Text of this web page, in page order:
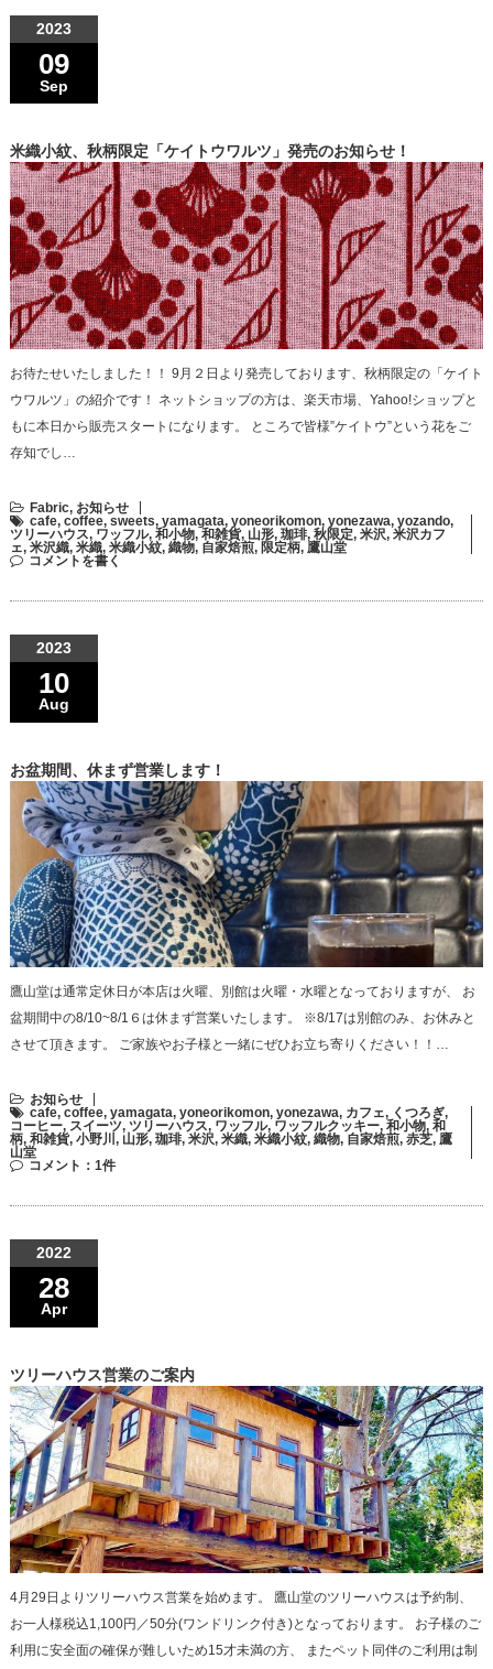
2023
09
Sep
米織小紋、秋柄限定「ケイトウワルツ」発売のお知らせ！
お待たせいたしました！！ 9月２日より発売しております、秋柄限定の「ケイト
ウワルツ」の紹介です！ ネットショップの方は、楽天市場、Yahoo!ショップと
もに本日から販売スタートになります。 ところで皆様”ケイトウ”という花をご
存知でし…
Fabric, お知らせ
cafe, coffee, sweets, yamagata, yoneorikomon, yonezawa, yozando,
ツリーハウス, ワッフル, 和小物, 和雑貨, 山形, 珈琲, 秋限定, 米沢, 米沢カフ
ェ, 米沢織, 米織, 米織小紋, 織物, 自家焙煎, 限定柄, 鷹山堂
コメントを書く
2023
10
Aug
お盆期間、休まず営業します！
鷹山堂は通常定休日が本店は火曜、別館は火曜・水曜となっておりますが、 お
盆期間中の8/10~8/1６は休まず営業いたします。 ※8/17は別館のみ、お休みと
させて頂きます。 ご家族やお子様と一緒にぜひお立ち寄りください！！…
お知らせ
cafe, coffee, yamagata, yoneorikomon, yonezawa, カフェ, くつろぎ,
コーヒー, スイーツ, ツリーハウス, ワッフル, ワッフルクッキー, 和小物, 和
柄, 和雑貨, 小野川 , 山形, 珈琲, 米沢, 米織, 米織小紋, 織物, 自家焙煎, 赤芝, 鷹
山堂
コメント：1件
2022
28
Apr
ツリーハウス営業のご案内
4月29日よりツリーハウス営業を始めます。 鷹山堂のツリーハウスは予約制、
お一人様税込1,100円／50分(ワンドリンク付き)となっております。 お子様のご
利用に安全面の確保が難しいため15才未満の方、 またペット同伴のご利用は制